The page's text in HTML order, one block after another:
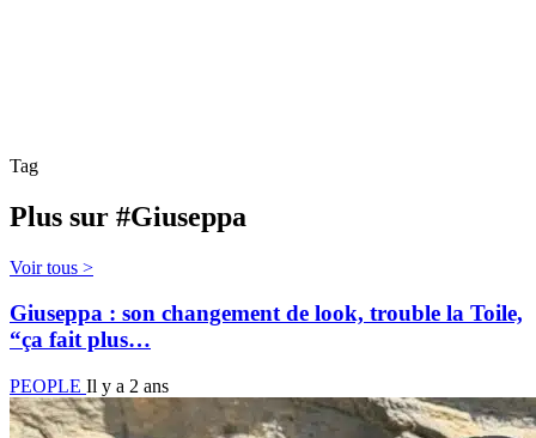
Tag
Plus sur #Giuseppa
Voir tous >
Giuseppa : son changement de look, trouble la Toile,
“ça fait plus…
PEOPLE Il y a 2 ans